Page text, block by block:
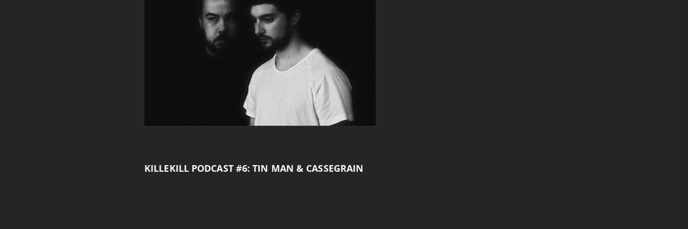
KILLEKILL PODCAST #6: TIN MAN & CASSEGRAIN
Ermöglicht Website-Nutzung per Tastatur